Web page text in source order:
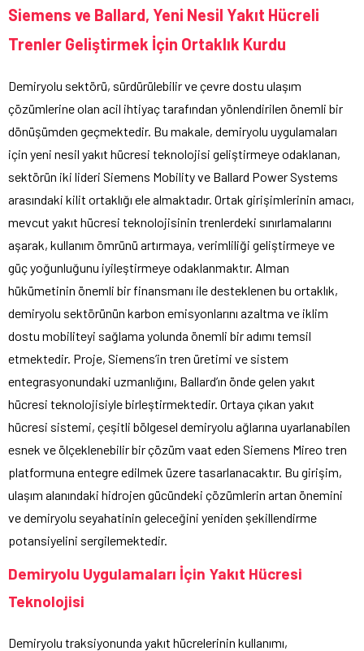
Siemens ve Ballard, Yeni Nesil Yakıt Hücreli
Trenler Geliştirmek İçin Ortaklık Kurdu
Demiryolu sektörü, sürdürülebilir ve çevre dostu ulaşım
çözümlerine olan acil ihtiyaç tarafından yönlendirilen önemli bir
dönüşümden geçmektedir. Bu makale, demiryolu uygulamaları
için yeni nesil yakıt hücresi teknolojisi geliştirmeye odaklanan,
sektörün iki lideri Siemens Mobility ve Ballard Power Systems
arasındaki kilit ortaklığı ele almaktadır. Ortak girişimlerinin amacı,
mevcut yakıt hücresi teknolojisinin trenlerdeki sınırlamalarını
aşarak, kullanım ömrünü artırmaya, verimliliği geliştirmeye ve
güç yoğunluğunu iyileştirmeye odaklanmaktır. Alman
hükümetinin önemli bir finansmanı ile desteklenen bu ortaklık,
demiryolu sektörünün karbon emisyonlarını azaltma ve iklim
dostu mobiliteyi sağlama yolunda önemli bir adımı temsil
etmektedir. Proje, Siemens’in tren üretimi ve sistem
entegrasyonundaki uzmanlığını, Ballard’ın önde gelen yakıt
hücresi teknolojisiyle birleştirmektedir. Ortaya çıkan yakıt
hücresi sistemi, çeşitli bölgesel demiryolu ağlarına uyarlanabilen
esnek ve ölçeklenebilir bir çözüm vaat eden Siemens Mireo tren
platformuna entegre edilmek üzere tasarlanacaktır. Bu girişim,
ulaşım alanındaki hidrojen gücündeki çözümlerin artan önemini
ve demiryolu seyahatinin geleceğini yeniden şekillendirme
potansiyelini sergilemektedir.
Demiryolu Uygulamaları İçin Yakıt Hücresi
Teknolojisi
Demiryolu traksiyonunda yakıt hücrelerinin kullanımı,